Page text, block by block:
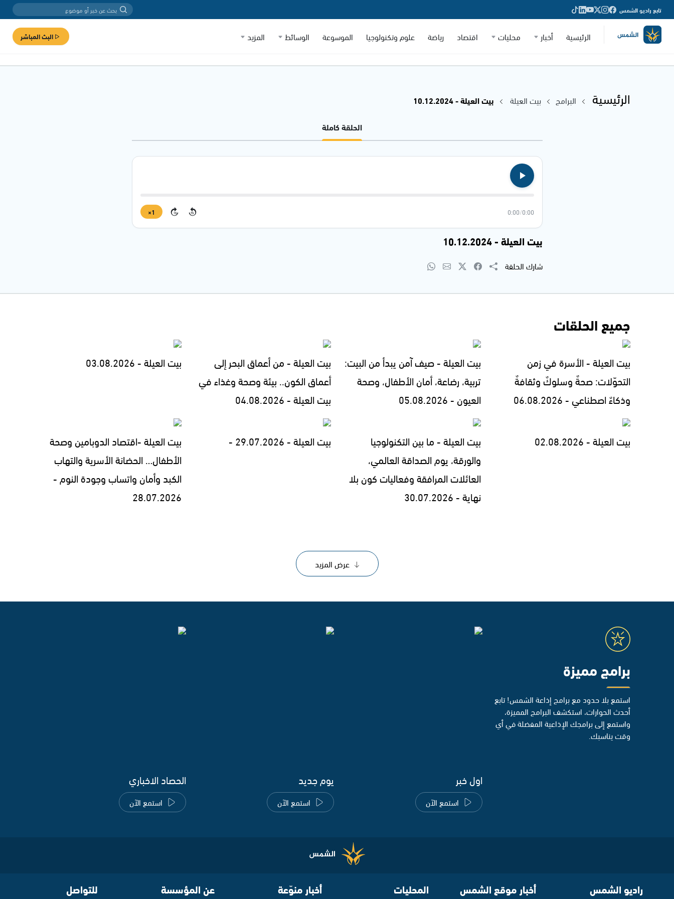
تابع راديو الشمس
الرئيسية أخبار محليات اقتصاد رياضة علوم وتكنولوجيا الموسوعة الوسائط المزيد البث المباشر
الرئيسية البرامج بيت العيلة
بيت العيلة - 10.12.2024
الحلقة كاملة
0:00
/
0:00
15
15
1×
بيت العيلة - 10.12.2024
شارك الحلقة
جميع الحلقات
بيت العيلة - الأسرة في زمن
التحوّلات: صحةٌ وسلوكٌ وثقافةٌ
وذكاءٌ اصطناعي - 06.08.2026
بيت العيلة - صيف آمن يبدأ من البيت:
تربية، رضاعة، أمان الأطفال، وصحة
العيون - 05.08.2026
بيت العيلة - من أعماق البحر إلى
أعماق الكون.. بيئة وصحة وغذاء في
بيت العيلة - 04.08.2026
بيت العيلة - 03.08.2026
بيت العيلة - 02.08.2026
بيت العيلة - ما بين التكنولوجيا
والورقة، يوم الصداقة العالمي،
العائلات المرافقة وفعاليات كون بلا
نهاية - 30.07.2026
بيت العيلة - 29.07.2026 -
بيت العيلة -اقتصاد الدوبامين وصحة
الأطفال… الحضانة الأسرية والتهاب
الكبد وأمان واتساب وجودة النوم -
28.07.2026
عرض المزيد
برامج مميزة
استمع بلا حدود مع برامج إذاعة الشمس! تابع
أحدث الحوارات، استكشف البرامج المميزة،
واستمع إلى برامجك الإذاعية المفضلة في أي
وقت يناسبك.
اول خبر
استمع الآن
يوم جديد
استمع الآن
الحصاد الاخباري
استمع الآن
راديو الشمس أخبار موقع الشمس المحليات أخبار منوّعة عن المؤسسة للتواصل